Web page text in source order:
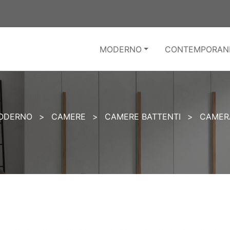
MODERNO
> CAMERE > CAMERE BATTENTI >